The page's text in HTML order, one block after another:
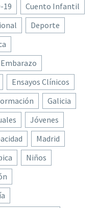
19
Cuento Infantil
Deporte
Embarazo
Ensayos Clínicos
Galicia
Jóvenes
Madrid
Niños